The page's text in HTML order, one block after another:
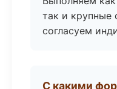
так и
согласуем
С какими